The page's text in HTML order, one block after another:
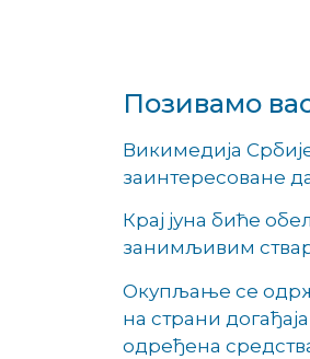
Позивамо
Викимедија
заинтересоване
Крај јуна биће
занимљивим
Окупљање се
на страни
одређена